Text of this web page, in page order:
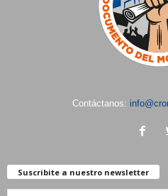
Contáctanos:
Suscribite a nuestro newsletter